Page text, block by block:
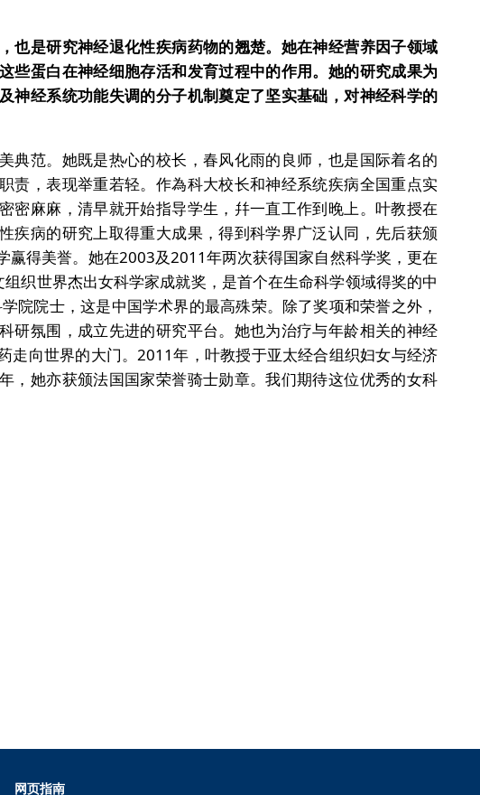
也是研究神经退化性疾病药物的翘楚。她在神经营养因子领域
些蛋白在神经细胞存活和发育过程中的作用。她的研究成果为
神经系统功能失调的分子机制奠定了坚实基础，对神经科学的
典范。她既是热心的校长，春风化雨的良师，也是国际着名的
责，表现举重若轻。作為科大校长和神经系统疾病全国重点实
密麻麻，清早就开始指导学生，幷一直工作到晚上。叶教授在
疾病的研究上取得重大成果，得到科学界广泛认同，先后获颁
赢得美誉。她在2003及2011年两次获得国家自然科学奖，更在
织世界杰出女科学家成就奖，是首个在生命科学领域得奖的中
院院士，这是中国学术界的最高殊荣。除了奖项和荣誉之外，
研氛围，成立先进的研究平台。她也为治疗与年龄相关的神经
走向世界的大门。2011年，叶教授于亚太经合组织妇女与经济
，她亦获颁法国国家荣誉骑士勋章。我们期待这位优秀的女科
网页指南